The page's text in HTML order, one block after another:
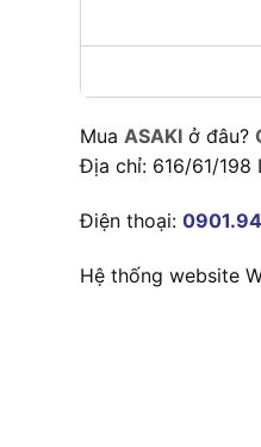
Mua ASAKI ở đâu?
Địa chỉ: 616/61/198
Điện thoại:
Hệ thống website